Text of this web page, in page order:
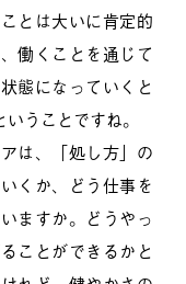
とは大いに肯定的
働くことを通じて
態になっていくと
うことですね。
は、「処し方」の
くか、どう仕事を
ますか。どうやっ
ことができるかと